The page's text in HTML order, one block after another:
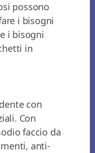
possono
i bisogni
i bisogni
in
con
Con
faccio da
anti-